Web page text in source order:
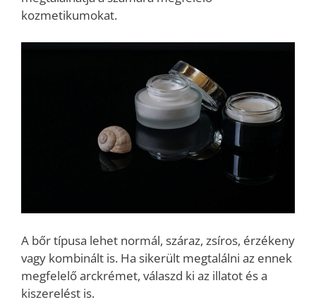
kozmetikumokat.
A bőr típusa lehet normál, száraz, zsíros, érzékeny
vagy kombinált is. Ha sikerült megtalálni az ennek
megfelelő arckrémet, válaszd ki az illatot és a
kiszerelést is.